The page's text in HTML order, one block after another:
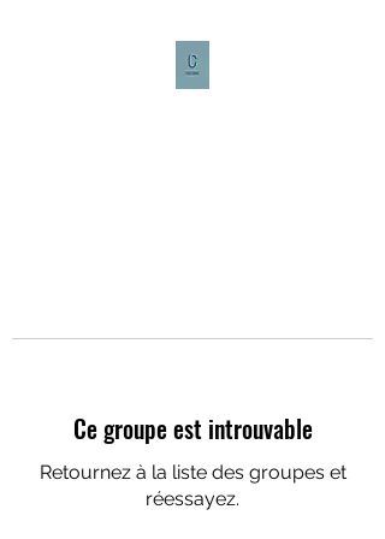
Ce groupe est introuvable
Retournez à la liste des groupes et
réessayez.